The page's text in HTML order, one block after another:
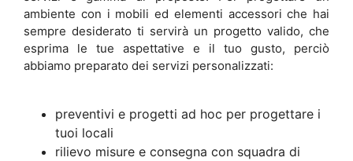
ambiente con i mobili ed elementi accessori che hai
sempre desiderato ti servirà un progetto valido, che
esprima le tue aspettative e il tuo gusto, perciò
abbiamo preparato dei servizi personalizzati:
preventivi e progetti ad hoc per progettare i
tuoi locali
rilievo misure e consegna con squadra di